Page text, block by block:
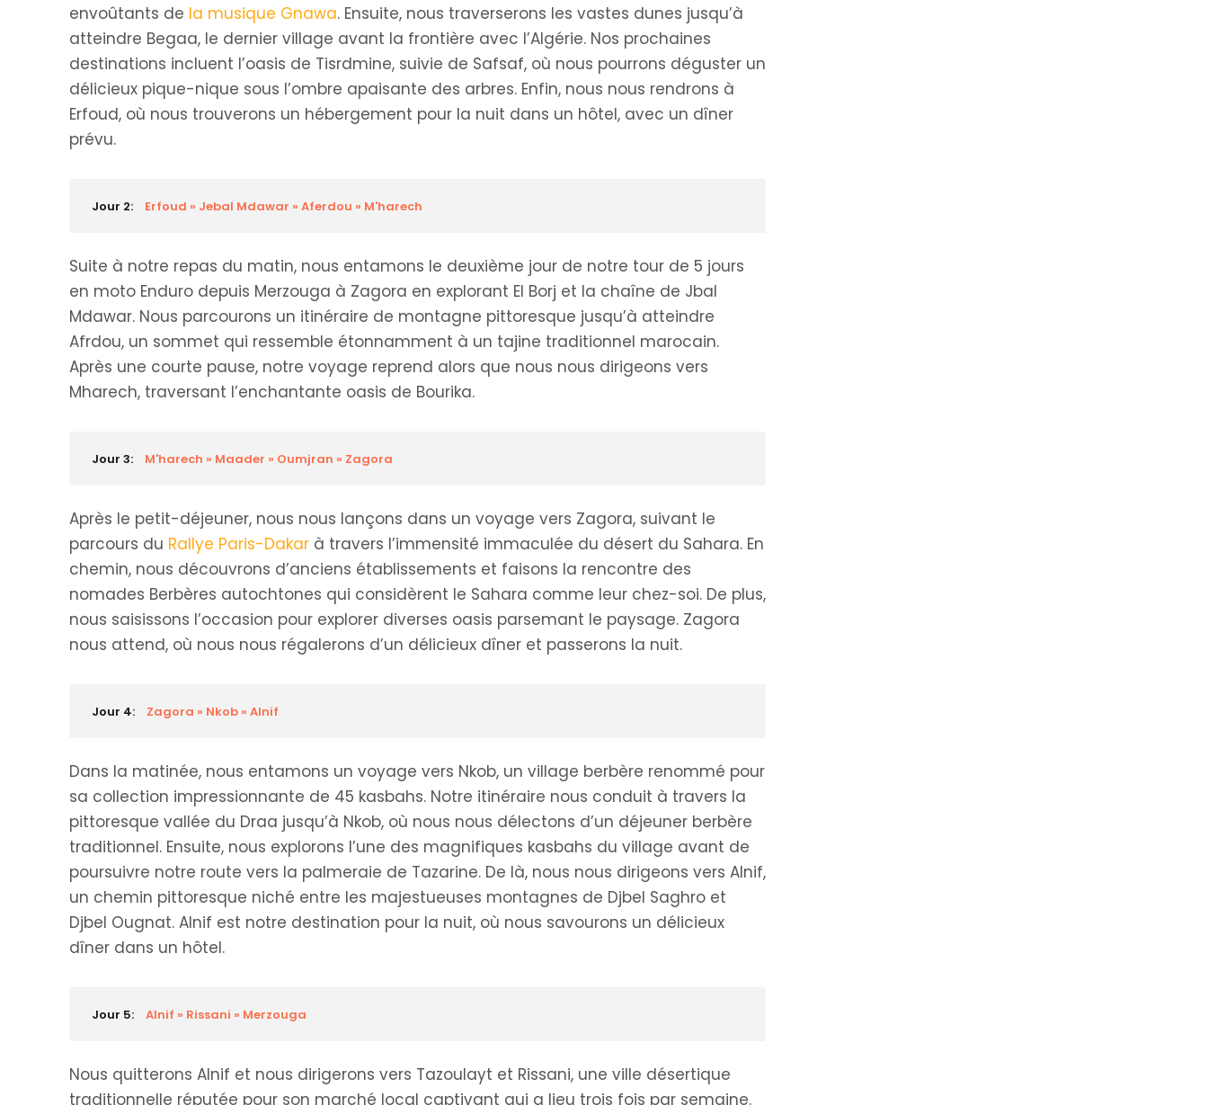
envoûtants de la musique Gnawa. Ensuite, nous traverserons les vastes dunes jusqu’à
atteindre Begaa, le dernier village avant la frontière avec l’Algérie. Nos prochaines
destinations incluent l’oasis de Tisrdmine, suivie de Safsaf, où nous pourrons déguster un
délicieux pique-nique sous l’ombre apaisante des arbres. Enfin, nous nous rendrons à
Erfoud, où nous trouverons un hébergement pour la nuit dans un hôtel, avec un dîner
prévu.
Jour 2: Erfoud » Jebal Mdawar » Aferdou » M'harech
Suite à notre repas du matin, nous entamons le deuxième jour de notre tour de 5 jours
en moto Enduro depuis Merzouga à Zagora en explorant El Borj et la chaîne de Jbal
Mdawar. Nous parcourons un itinéraire de montagne pittoresque jusqu’à atteindre
Afrdou, un sommet qui ressemble étonnamment à un tajine traditionnel marocain.
Après une courte pause, notre voyage reprend alors que nous nous dirigeons vers
Mharech, traversant l’enchantante oasis de Bourika.
Jour 3: M'harech » Maader » Oumjran » Zagora
Après le petit-déjeuner, nous nous lançons dans un voyage vers Zagora, suivant le
parcours du Rallye Paris-Dakar à travers l’immensité immaculée du désert du Sahara. En
chemin, nous découvrons d’anciens établissements et faisons la rencontre des
nomades Berbères autochtones qui considèrent le Sahara comme leur chez-soi. De plus,
nous saisissons l’occasion pour explorer diverses oasis parsemant le paysage. Zagora
nous attend, où nous nous régalerons d’un délicieux dîner et passerons la nuit.
Jour 4: Zagora » Nkob » Alnif
Dans la matinée, nous entamons un voyage vers Nkob, un village berbère renommé pour
sa collection impressionnante de 45 kasbahs. Notre itinéraire nous conduit à travers la
pittoresque vallée du Draa jusqu’à Nkob, où nous nous délectons d’un déjeuner berbère
traditionnel. Ensuite, nous explorons l’une des magnifiques kasbahs du village avant de
poursuivre notre route vers la palmeraie de Tazarine. De là, nous nous dirigeons vers Alnif,
un chemin pittoresque niché entre les majestueuses montagnes de Djbel Saghro et
Djbel Ougnat. Alnif est notre destination pour la nuit, où nous savourons un délicieux
dîner dans un hôtel.
Jour 5: Alnif » Rissani » Merzouga
Nous quitterons Alnif et nous dirigerons vers Tazoulayt et Rissani, une ville désertique
traditionnelle réputée pour son marché local captivant qui a lieu trois fois par semaine.